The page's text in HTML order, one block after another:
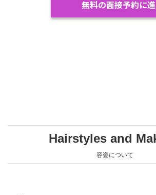
無料の面接予約に
Hairstyles and
容姿について